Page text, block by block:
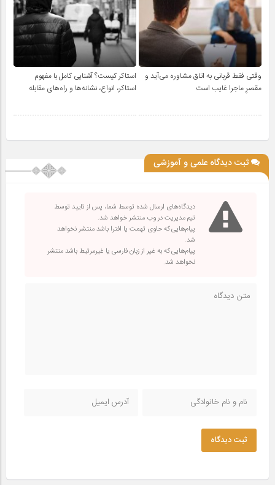
وقتی فقط قربانی به اتاق مشاوره می‌آید و
مقصرِ ماجرا غایب است
استاکر کیست؟ آشنایی کامل با مفهوم
استاکر، انواع، نشانه‌ها و راه‌های مقابله
ثبت دیدگاه علمی و آموزشی
دیدگاه‌های ارسال شده توسط شما، پس از تایید توسط
تیم مدیریت در وب منتشر خواهد شد.
پیام‌هایی که حاوی تهمت یا افترا باشد منتشر نخواهد
شد.
پیام‌هایی که به غیر از زبان فارسی یا غیرمرتبط باشد منتشر
نخواهد شد.
ثبت دیدگاه